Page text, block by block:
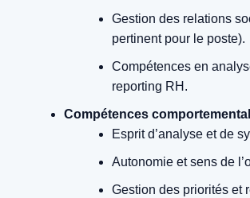
Gestion des relations
pertinent pour le poste).
Compétences en
reporting RH.
Compétences
Esprit d’analyse et de
Autonomie et sens de
Gestion des priorités et